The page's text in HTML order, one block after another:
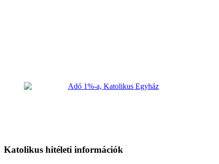
Katolikus hitéleti információk